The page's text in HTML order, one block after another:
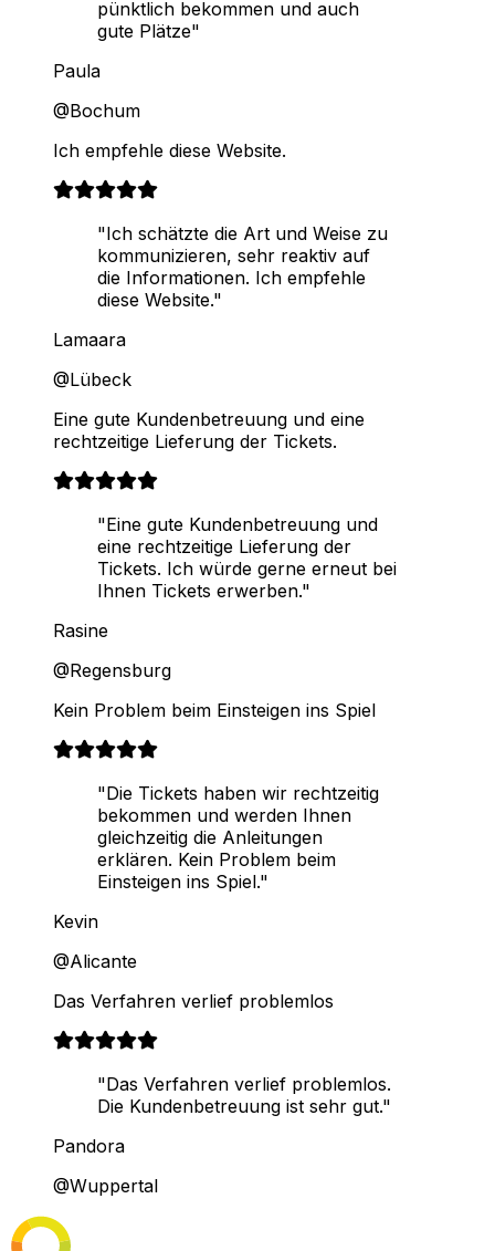
pünktlich bekommen und auch
gute Plätze"
Paula
@Bochum
Ich empfehle diese Website.
"Ich schätzte die Art und Weise zu
kommunizieren, sehr reaktiv auf
die Informationen. Ich empfehle
diese Website."
Lamaara
@Lübeck
Eine gute Kundenbetreuung und eine
rechtzeitige Lieferung der Tickets.
"Eine gute Kundenbetreuung und
eine rechtzeitige Lieferung der
Tickets. Ich würde gerne erneut bei
Ihnen Tickets erwerben."
Rasine
@Regensburg
Kein Problem beim Einsteigen ins Spiel
"Die Tickets haben wir rechtzeitig
bekommen und werden Ihnen
gleichzeitig die Anleitungen
erklären. Kein Problem beim
Einsteigen ins Spiel."
Kevin
@Alicante
Das Verfahren verlief problemlos
"Das Verfahren verlief problemlos.
Die Kundenbetreuung ist sehr gut."
Pandora
@Wuppertal